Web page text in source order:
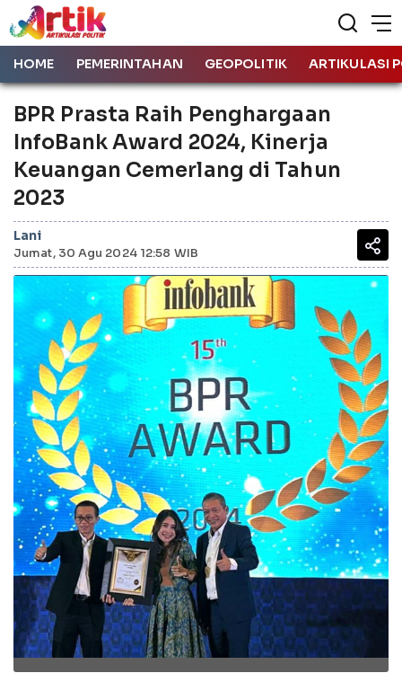
HOME PEMERINTAHAN GEOPOLITIK ARTIKULASI
BPR Prasta Raih Penghargaan
InfoBank Award 2024, Kinerja
Keuangan Cemerlang di Tahun
2023
Lani
Jumat, 30 Agu 2024 12:58 WIB